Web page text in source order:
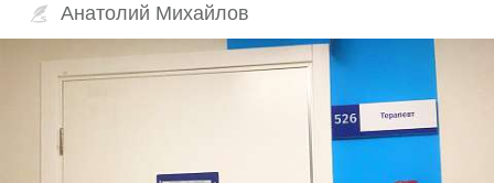
Анатолий Михайлов